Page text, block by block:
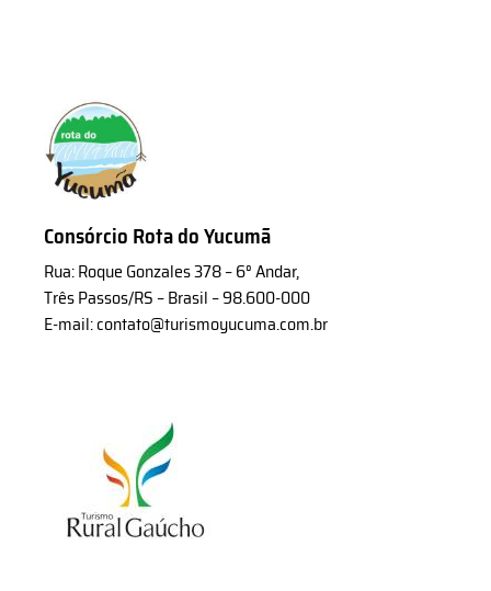
Consórcio Rota do Yucumã
Rua: Roque Gonzales 378 – 6° Andar,
Três Passos/RS – Brasil – 98.600-000
E-mail: contato@turismoyucuma.com.br